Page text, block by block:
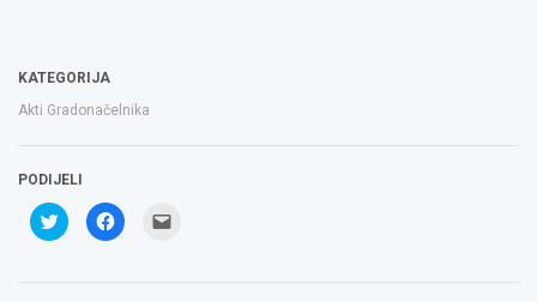
KATEGORIJA
Akti Gradonačelnika
PODIJELI
Podijeli
na
Twitteru
u
Klikom
podijelite
u to